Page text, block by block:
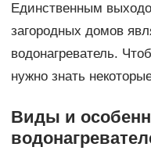
Единственным
загородных домов
водонагреватель.
нужно знать
Виды и